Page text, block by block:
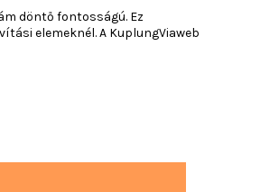
döntő fontosságú. Ez
elemeknél. A KuplungViaweb